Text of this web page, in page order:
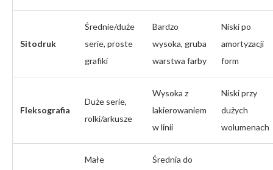
Sitodruk
Średnie/duże
serie, proste
grafiki
Bardzo
wysoka, gruba
warstwa farby
Niski po
amortyzacji
form
Fleksografia
Duże serie,
rolki/arkusze
Wysoka z
lakierowaniem
w linii
Niski przy
dużych
wolumenach
Małe
Średnia do